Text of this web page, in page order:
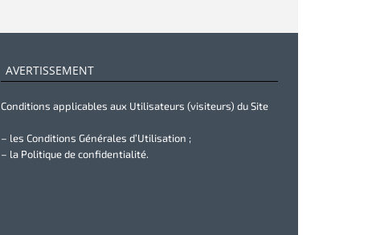
AVERTISSEMENT
Conditions applicables aux Utilisateurs (visiteurs) du Site
– les Conditions Générales d’Utilisation ;
– la Politique de confidentialité.